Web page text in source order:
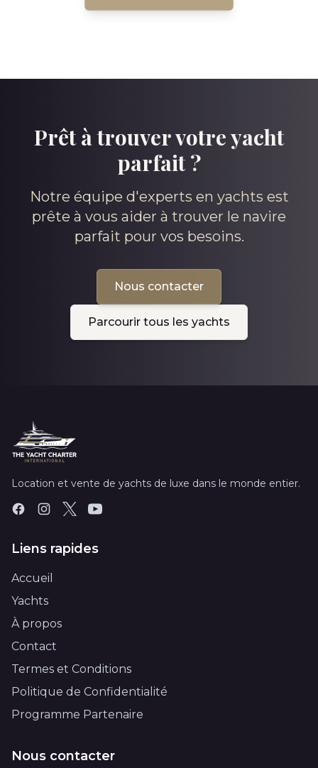
Prêt à trouver votre yacht
parfait ?
Notre équipe d'experts en yachts est
prête à vous aider à trouver le navire
parfait pour vos besoins.
Nous contacter
Parcourir tous les yachts
Location et vente de yachts de luxe dans le monde entier.
Liens rapides
Accueil
Yachts
À propos
Contact
Termes et Conditions
Politique de Confidentialité
Programme Partenaire
Nous contacter